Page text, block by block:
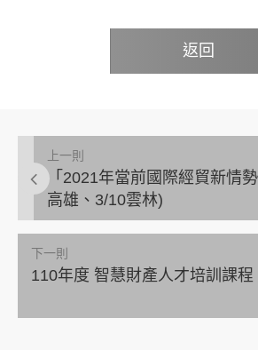
返回
上一則
「2021年當前國際經貿新情
高雄、3/10雲林)
下一則
110年度 智慧財產人才培訓課程